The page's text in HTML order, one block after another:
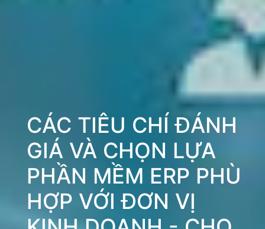
CÁC TIÊU CHÍ ĐÁNH
GIÁ VÀ CHỌN LỰA
PHẦN MỀM ERP PHÙ
HỢP VỚI ĐƠN VỊ